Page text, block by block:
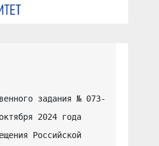
задания № 073-
2024 года
Российской